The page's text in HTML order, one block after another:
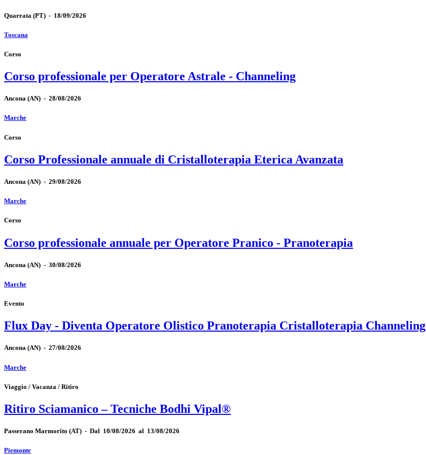
Quarrata (PT) - 18/09/2026
Toscana
Corso
Corso professionale per Operatore Astrale - Channeling
Ancona (AN) - 28/08/2026
Marche
Corso
Corso Professionale annuale di Cristalloterapia Eterica Avanzata
Ancona (AN) - 29/08/2026
Marche
Corso
Corso professionale annuale per Operatore Pranico - Pranoterapia
Ancona (AN) - 30/08/2026
Marche
Evento
Flux Day - Diventa Operatore Olistico Pranoterapia Cristalloterapia Channeling
Ancona (AN) - 27/08/2026
Marche
Viaggio / Vacanza / Ritiro
Ritiro Sciamanico – Tecniche Bodhi Vipal®
Passerano Marmorito (AT) - Dal 10/08/2026 al 13/08/2026
Piemonte